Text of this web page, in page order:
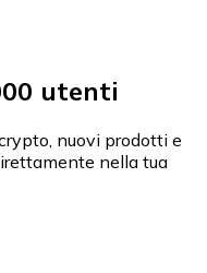
utenti
nuovi prodotti e
nella tua